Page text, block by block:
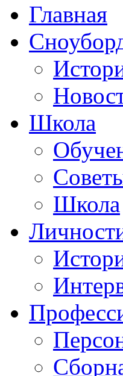
Главная
Школа
Школа